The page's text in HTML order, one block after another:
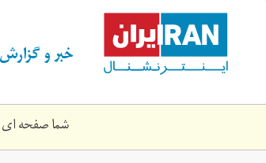
content خبر و گزارش
شما صفحه ای